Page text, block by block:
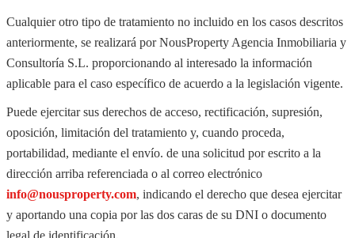
Cualquier otro tipo de tratamiento no incluido en los casos descritos
anteriormente, se realizará por NousProperty Agencia Inmobiliaria y
Consultoría S.L. proporcionando al interesado la información
aplicable para el caso específico de acuerdo a la legislación vigente.
Puede ejercitar sus derechos de acceso, rectificación, supresión,
oposición, limitación del tratamiento y, cuando proceda,
portabilidad, mediante el envío. de una solicitud por escrito a la
dirección arriba referenciada o al correo electrónico
info@nousproperty.com, indicando el derecho que desea ejercitar
y aportando una copia por las dos caras de su DNI o documento
legal de identificación.